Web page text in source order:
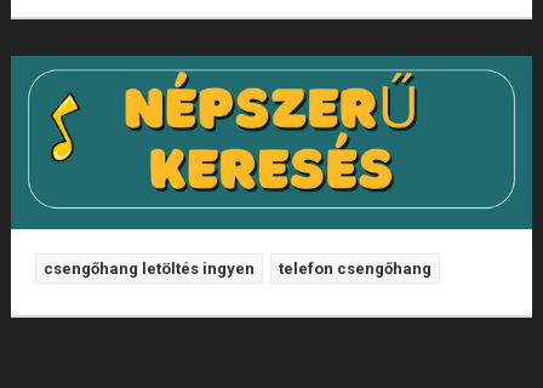
csengőhang letöltés ingyen telefon csengőhang